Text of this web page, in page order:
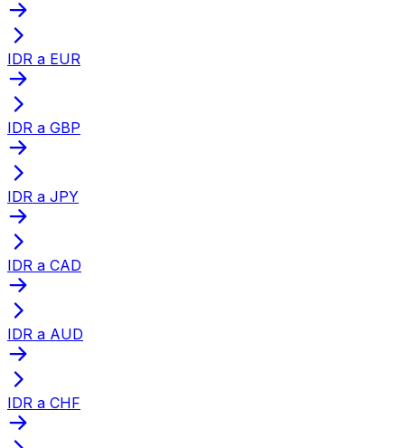
IDR a EUR
IDR a GBP
IDR a JPY
IDR a CAD
IDR a AUD
IDR a CHF